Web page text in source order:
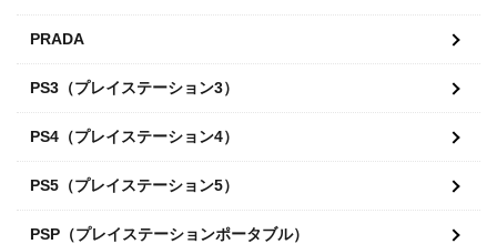
PRADA
PS3（プレイステーション3）
PS4（プレイステーション4）
PS5（プレイステーション5）
PSP（プレイステーションポータブル）